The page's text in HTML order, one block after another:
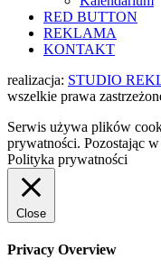
RED BUTTON
REKLAMA
KONTAKT
realizacja: STUDIO
wszelkie prawa
Serwis używa plików
prywatności. Pozostając
Polityka prywatności
Close
Privacy Overview